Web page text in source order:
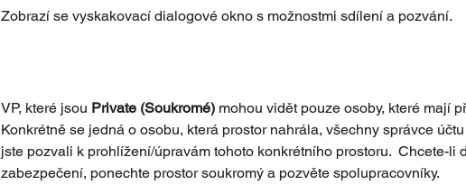
Zobrazí se vyskakovací dialogové okno s možnostmi sdílení a pozvání.
VP, které jsou Private (Soukromé) mohou vidět pouze osoby, které mají
Konkrétně se jedná o osobu, která prostor nahrála, všechny správce
jste pozvali k prohlížení/úpravám tohoto konkrétního prostoru.  Chcete-li
zabezpečení, ponechte prostor soukromý a pozvěte spolupracovníky.